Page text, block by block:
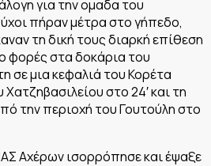
για την ομαδα του
πήραν μέτρα στο γήπεδο,
τη δική τους διαρκή επίθεση
φορές στα δοκάρια του
σε μια κεφαλιά του Κορέτα
στο 24′ και τη
την περιοχή του Γουτούλη στο
Αχέρων ισορρόπησε και έψαξε